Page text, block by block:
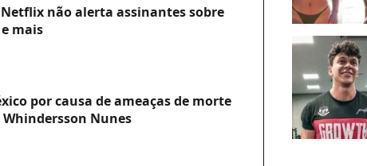
não alerta assinantes sobre
mais
por causa de ameaças de morte
Nunes